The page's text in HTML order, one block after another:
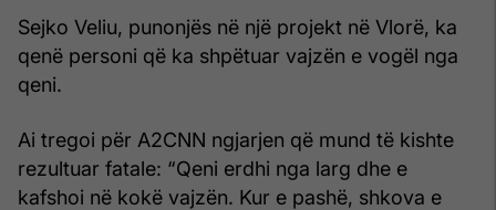
Sejko Veliu, punonjës në një projekt në Vlorë, ka
qenë personi që ka shpëtuar vajzën e vogël nga
qeni.
Ai tregoi për A2CNN ngjarjen që mund të kishte
rezultuar fatale: “Qeni erdhi nga larg dhe e
kafshoi në kokë vajzën. Kur e pashë, shkova e